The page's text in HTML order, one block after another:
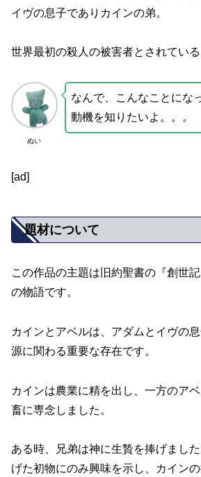
イヴの息子でありカインの弟。
世界最初の殺人の被害者とされている
ぬい
なんで、こんなことにな
動機を知りたいよ。。。
[ad]
題材について
この作品の主題は旧約聖書の『創世
の物語です。
カインとアベルは、アダムとイヴの
源に関わる重要な存在です。
カインは農業に精を出し、一方のア
畜に専念しました。
ある時、兄弟は神に生贄を捧げまし
げた初物にのみ興味を示し、カイン